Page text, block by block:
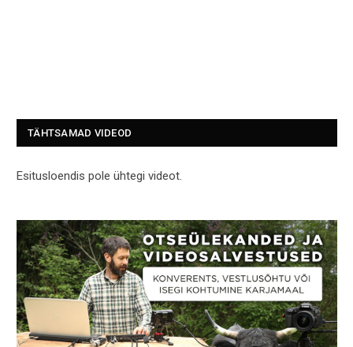
TÄHTSAMAD VIDEOD
Esitusloendis pole ühtegi videot.